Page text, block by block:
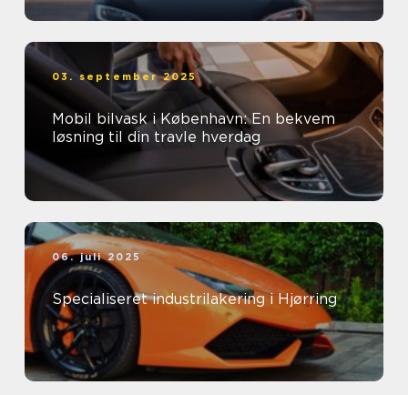
03. september 2025
Mobil bilvask i København: En bekvem
løsning til din travle hverdag
06. juli 2025
Specialiseret industrilakering i Hjørring